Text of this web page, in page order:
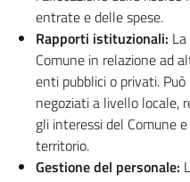
entrate e delle spese.
Rapporti istituzionali:
Comune in relazione ad
enti pubblici o privati.
negoziati a livello locale,
gli interessi del Comune
territorio.
Gestione del personale: